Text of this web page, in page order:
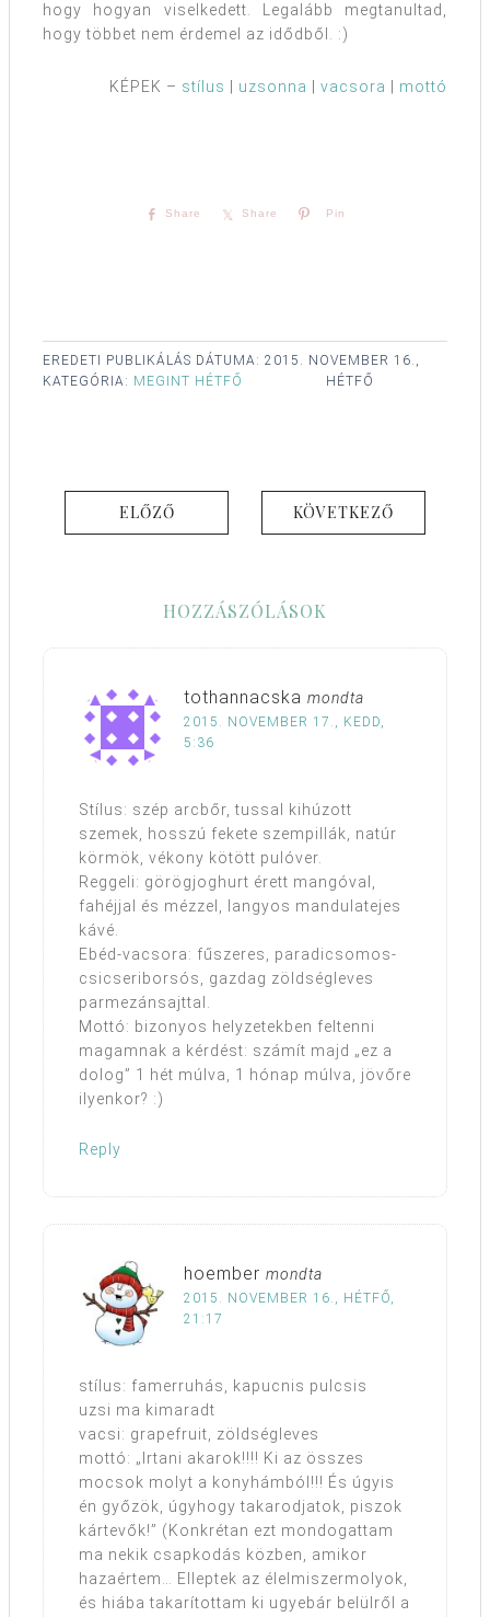
hogy hogyan viselkedett. Legalább megtanultad,
hogy többet nem érdemel az idődből. :)
KÉPEK – stílus uzsonna vacsora mottó
Share Share Pin
EREDETI PUBLIKÁLÁS DÁTUMA: 2015. NOVEMBER 16.,
HÉTFŐ
KATEGÓRIA: MEGINT HÉTFŐ
ELŐZŐ KÖVETKEZŐ
HOZZÁSZÓLÁSOK
tothannacska mondta
2015. NOVEMBER 17., KEDD,
5:36
Stílus: szép arcbőr, tussal kihúzott
szemek, hosszú fekete szempillák, natúr
körmök, vékony kötött pulóver.
Reggeli: görögjoghurt érett mangóval,
fahéjjal és mézzel, langyos mandulatejes
kávé.
Ebéd-vacsora: fűszeres, paradicsomos-
csicseriborsós, gazdag zöldségleves
parmezánsajttal.
Mottó: bizonyos helyzetekben feltenni
magamnak a kérdést: számít majd „ez a
dolog” 1 hét múlva, 1 hónap múlva, jövőre
ilyenkor? :)
Reply
hoember mondta
2015. NOVEMBER 16., HÉTFŐ,
21:17
stílus: famerruhás, kapucnis pulcsis
uzsi ma kimaradt
vacsi: grapefruit, zöldségleves
mottó: „Irtani akarok!!!! Ki az összes
mocsok molyt a konyhámból!!! És úgyis
én győzök, úgyhogy takarodjatok, piszok
kártevők!” (Konkrétan ezt mondogattam
ma nekik csapkodás közben, amikor
hazaértem… Elleptek az élelmiszermolyok,
és hiába takarítottam ki ugyebár belülről a